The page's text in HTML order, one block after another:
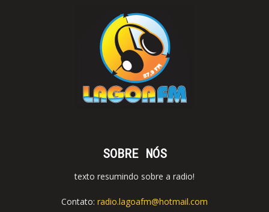
SOBRE NÓS
texto resumindo sobre a radio!
Contato: radio.lagoafm@hotmail.com